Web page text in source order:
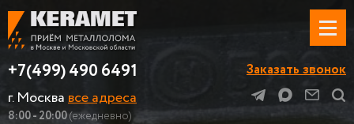
+7(499) 490 6491
г. Москвавсе адреса
8:00 - 20:00(ежедневно)
Заказать звонок